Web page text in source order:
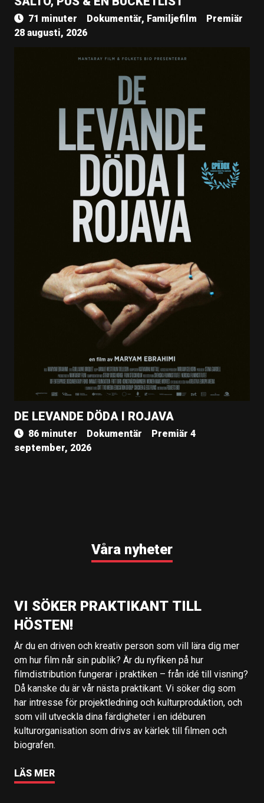
71 minuter Dokumentär, Familjefilm
Premiär
28 augusti, 2026
DE LEVANDE DÖDA I ROJAVA
86 minuter Dokumentär
Premiär 4
september, 2026
Våra nyheter
VI SÖKER PRAKTIKANT TILL
HÖSTEN!
Är du en driven och kreativ person som vill lära dig mer
om hur film når sin publik? Är du nyfiken på hur
filmdistribution fungerar i praktiken – från idé till visning?
Då kanske du är vår nästa praktikant. Vi söker dig som
har intresse för projektledning och kulturproduktion, och
som vill utveckla dina färdigheter i en idéburen
kulturorganisation som drivs av kärlek till filmen och
biografen.
LÄS MER